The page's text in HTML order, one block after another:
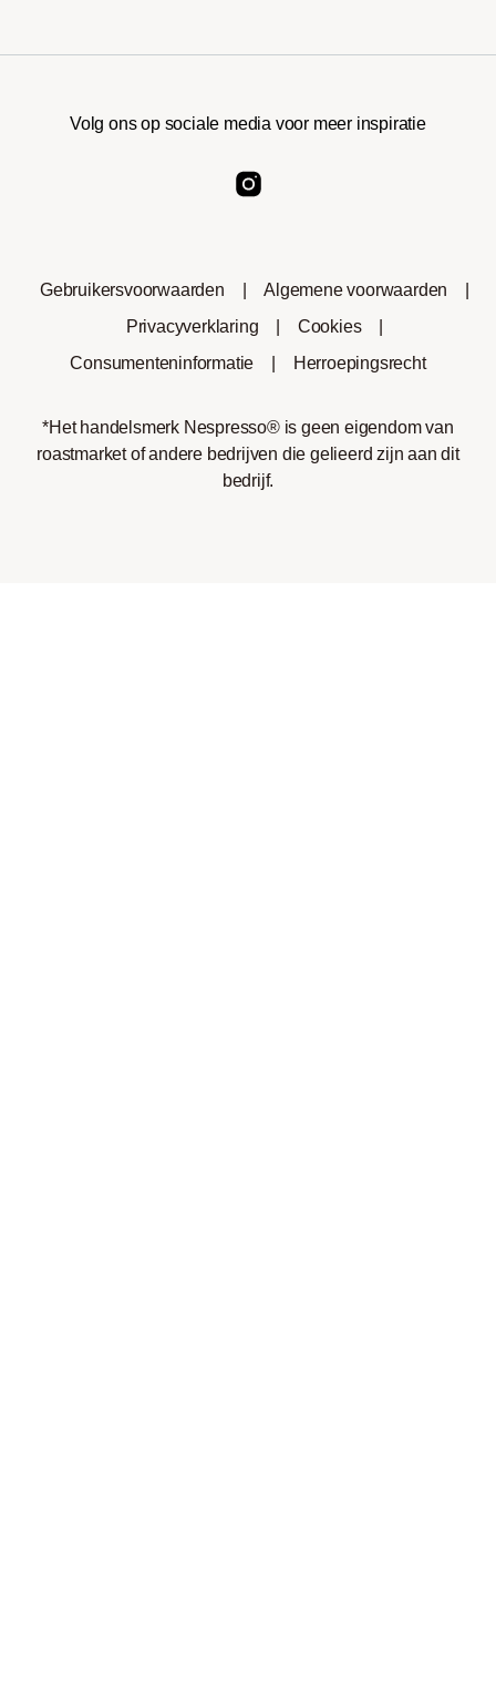
Volg ons op sociale media voor meer inspiratie
Gebruikersvoorwaarden Algemene voorwaarden
Privacyverklaring
Cookies
Consumenteninformatie
Herroepingsrecht
*Het handelsmerk Nespresso® is geen eigendom van
roastmarket of andere bedrijven die gelieerd zijn aan dit
bedrijf.